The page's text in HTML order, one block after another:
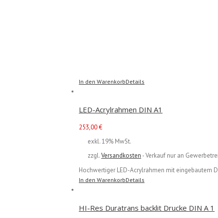
In den WarenkorbDetails
LED-Acrylrahmen DIN A1
253,00€
exkl. 19% MwSt.
zzgl.Versandkosten - Verkauf nur an
Hochwertiger LED-Acrylrahmen mit eingebautem
In den WarenkorbDetails
HI-Res Duratrans backlit Drucke DIN A 1